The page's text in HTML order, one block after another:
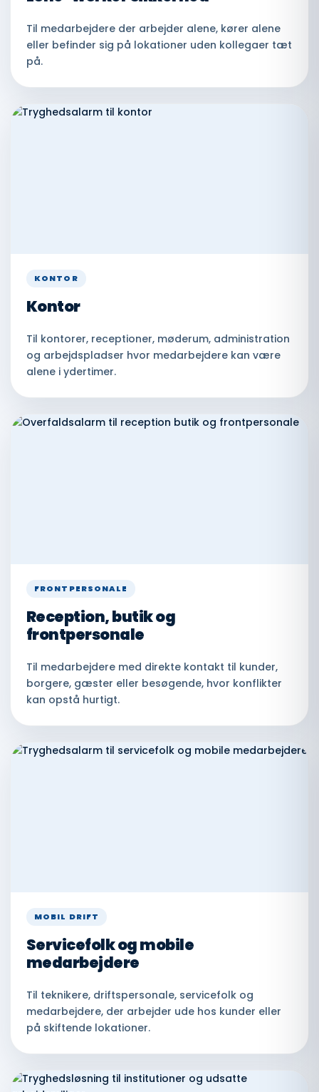
Til medarbejdere der arbejder alene, kører alene
eller befinder sig på lokationer uden kollegaer tæt
på.
KONTOR
Kontor
Til kontorer, receptioner, møderum, administration
og arbejdspladser hvor medarbejdere kan være
alene i ydertimer.
FRONTPERSONALE
Reception, butik og
frontpersonale
Til medarbejdere med direkte kontakt til kunder,
borgere, gæster eller besøgende, hvor konflikter
kan opstå hurtigt.
MOBIL DRIFT
Servicefolk og mobile
medarbejdere
Til teknikere, driftspersonale, servicefolk og
medarbejdere, der arbejder ude hos kunder eller
på skiftende lokationer.